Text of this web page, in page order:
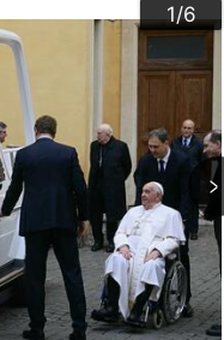
1/6
2/6
3/6
4/6
5/6
6/6